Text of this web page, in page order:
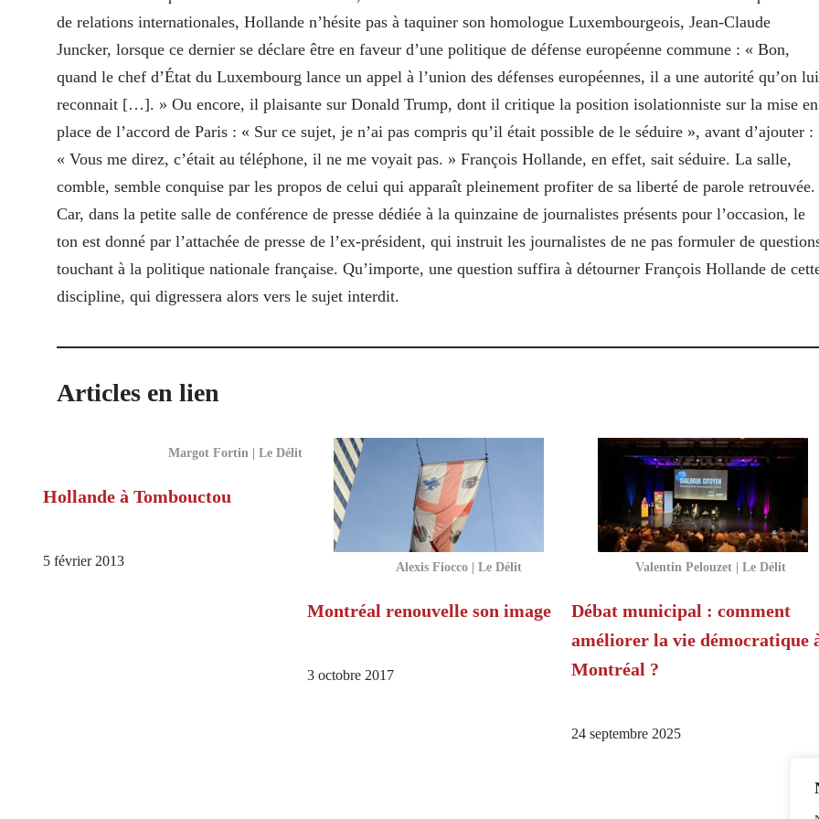
de relations internationales, Hollande n’hésite pas à taquiner son homologue Luxembourgeois, Jean-Claude
Juncker, lorsque ce dernier se déclare être en faveur d’une politique de défense européenne commune : « Bon,
quand le chef d’État du Luxembourg lance un appel à l’union des défenses européennes, il a une autorité qu’on lui
reconnait […]. » Ou encore, il plaisante sur Donald Trump, dont il critique la position isolationniste sur la mise en
place de l’accord de Paris : « Sur ce sujet, je n’ai pas compris qu’il était possible de le séduire », avant d’ajouter :
« Vous me direz, c’était au téléphone, il ne me voyait pas. » François Hollande, en effet, sait séduire. La salle,
comble, semble conquise par les propos de celui qui apparaît pleinement profiter de sa liberté de parole retrouvée.
Car, dans la petite salle de conférence de presse dédiée à la quinzaine de journalistes présents pour l’occasion, le
ton est donné par l’attachée de presse de l’ex-président, qui instruit les journalistes de ne pas formuler de
touchant à la politique nationale française. Qu’importe, une question suffira à détourner François Hollande de
discipline, qui digressera alors vers le sujet interdit.
Articles en lien
Margot Fortin | Le Délit
Hollande à Tombouctou
5 février 2013 Alexis Fiocco | Le Délit
Montréal renouvelle son image
3 octobre 2017
Valentin Pelouzet | Le Délit
Débat municipal : comment
améliorer la vie démocratique
Montréal ?
24 septembre 2025